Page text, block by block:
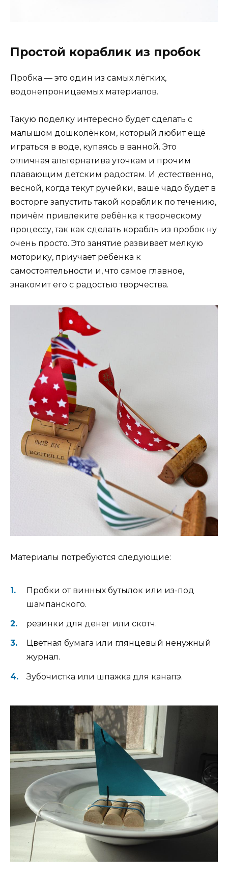
Простой кораблик из пробок
Пробка — это один из самых лёгких,
водонепроницаемых материалов.
Такую поделку интересно будет сделать с
малышом дошколёнком, который любит ещё
играться в воде, купаясь в ванной. Это
отличная альтернатива уточкам и прочим
плавающим детским радостям. И ,естественно,
весной, когда текут ручейки, ваше чадо будет в
восторге запустить такой кораблик по течению,
причём привлеките ребёнка к творческому
процессу, так как сделать корабль из пробок ну
очень просто. Это занятие развивает мелкую
моторику, приучает ребёнка к
самостоятельности и, что самое главное,
знакомит его с радостью творчества.
Материалы потребуются следующие:
Пробки от винных бутылок или из-под
шампанского.
резинки для денег или скотч.
Цветная бумага или глянцевый ненужный
журнал.
Зубочистка или шпажка для канапэ.